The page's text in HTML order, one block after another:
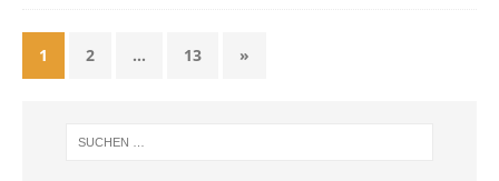
1 2 … 13 »